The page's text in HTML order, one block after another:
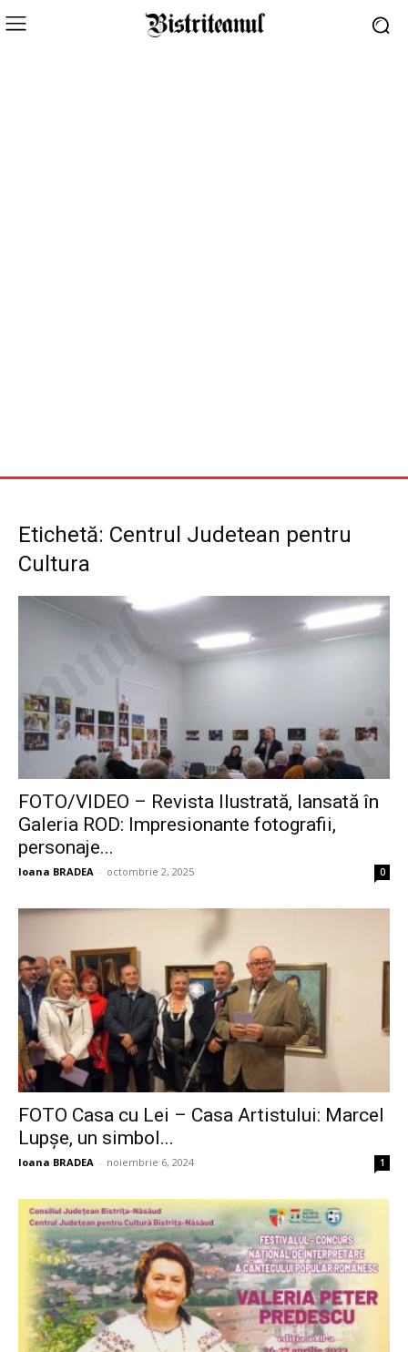
Etichetă: Centrul Judetean pentru
Cultura
FOTO/VIDEO – Revista Ilustrată, lansată în
Galeria ROD: Impresionante fotografii,
personaje...
Ioana BRADEA - octombrie 2, 2025 0
FOTO Casa cu Lei – Casa Artistului: Marcel
Lupșe, un simbol...
Ioana BRADEA - noiembrie 6, 2024 1